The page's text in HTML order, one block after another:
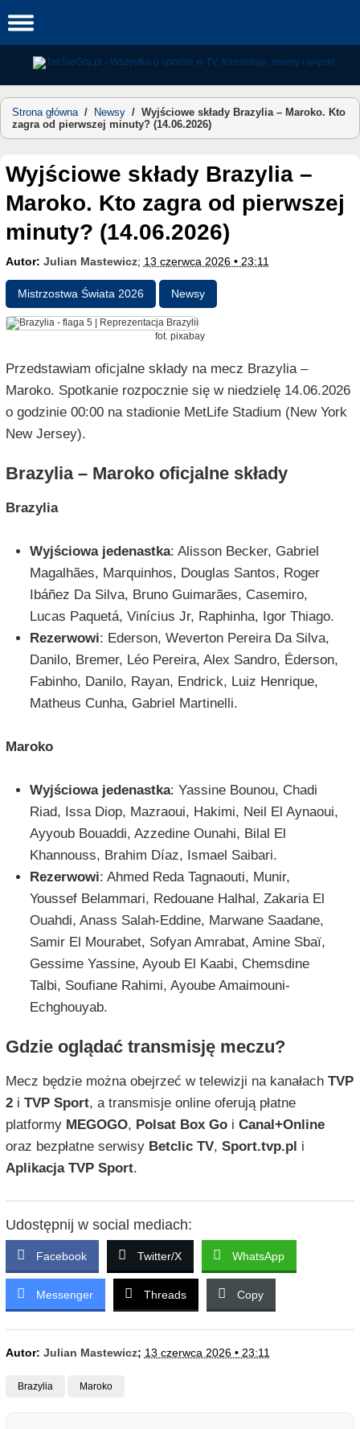
to
Strona główna/ Newsy / Wyjściowe składy Brazylia – Maroko. Kto
zagra od pierwszej minuty? (14.06.2026)
Wyjściowe składy Brazylia –
Maroko. Kto zagra od pierwszej
minuty? (14.06.2026)
Autor: Julian Mastewicz; 13 czerwca 2026 • 23:11
Mistrzostwa Świata 2026 Newsy
fot. pixabay
Przedstawiam oficjalne składy na mecz Brazylia –
Maroko. Spotkanie rozpocznie się w niedzielę 14.06.2026
o godzinie 00:00 na stadionie MetLife Stadium (New York
New Jersey).
Brazylia – Maroko oficjalne składy
Brazylia
Wyjściowa jedenastka: Alisson Becker, Gabriel
Magalhães, Marquinhos, Douglas Santos, Roger
Ibáñez Da Silva, Bruno Guimarães, Casemiro,
Lucas Paquetá, Vinícius Jr, Raphinha, Igor Thiago.
Rezerwowi: Ederson, Weverton Pereira Da Silva,
Danilo, Bremer, Léo Pereira, Alex Sandro, Éderson,
Fabinho, Danilo, Rayan, Endrick, Luiz Henrique,
Matheus Cunha, Gabriel Martinelli.
Maroko
Wyjściowa jedenastka: Yassine Bounou, Chadi
Riad, Issa Diop, Mazraoui, Hakimi, Neil El Aynaoui,
Ayyoub Bouaddi, Azzedine Ounahi, Bilal El
Khannouss, Brahim Díaz, Ismael Saibari.
Rezerwowi: Ahmed Reda Tagnaouti, Munir,
Youssef Belammari, Redouane Halhal, Zakaria El
Ouahdi, Anass Salah-Eddine, Marwane Saadane,
Samir El Mourabet, Sofyan Amrabat, Amine Sbaï,
Gessime Yassine, Ayoub El Kaabi, Chemsdine
Talbi, Soufiane Rahimi, Ayoube Amaimouni-
Echghouyab.
Gdzie oglądać transmisję meczu?
Mecz będzie można obejrzeć w telewizji na kanałach TVP
2i TVP Sport, a transmisje online oferują płatne
platformy MEGOGO, Polsat Box Goi Canal+Online
oraz bezpłatne serwisy Betclic TV, Sport.tvp.pl i
Aplikacja TVP Sport.
Udostępnij w social mediach:
Facebook Twitter/X WhatsApp
Messenger Threads Copy
Autor: Julian Mastewicz; 13 czerwca 2026 • 23:11
Brazylia Maroko